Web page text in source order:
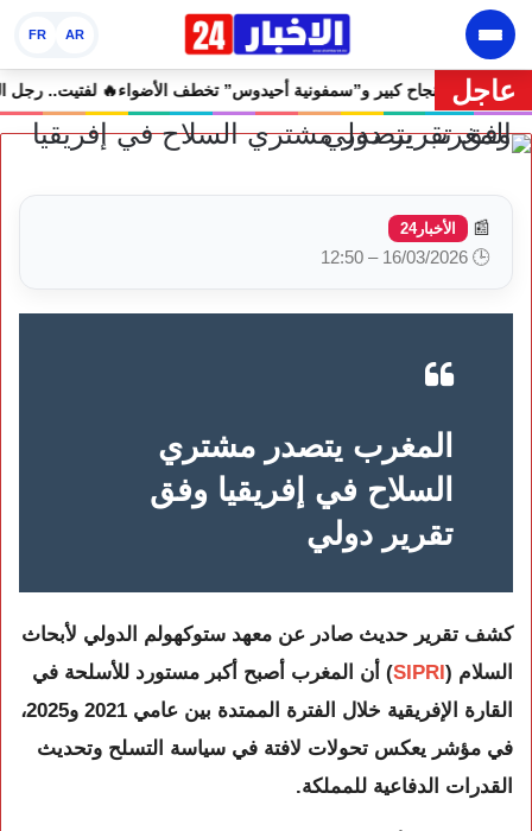
AR
FR
عاجل
الدولي يختتم دورته الثامنة بنجاح كبير و”سمفونية أحيدوس” تخطف
📰 الأخبار24
🕒 16/03/2026 – 12:50
المغرب يتصدر مشتري
السلاح في إفريقيا وفق
تقرير دولي
كشف تقرير حديث صادر عن معهد ستوكهولم الدولي لأبحاث
السلام (SIPRI) أن المغرب أصبح أكبر مستورد للأسلحة في
القارة الإفريقية خلال الفترة الممتدة بين عامي 2021 و2025،
في مؤشر يعكس تحولات لافتة في سياسة التسلح وتحديث
القدرات الدفاعية للمملكة.